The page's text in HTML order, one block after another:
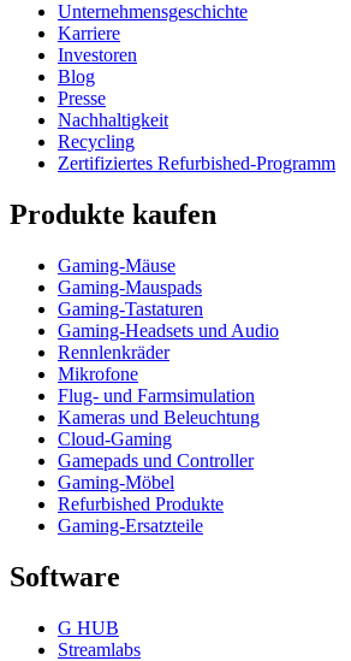
Unternehmensgeschichte
Karriere
Investoren
Blog
Presse
Nachhaltigkeit
Recycling
Zertifiziertes Refurbished-Programm
Produkte kaufen
Gaming-Mäuse
Gaming-Mauspads
Gaming-Tastaturen
Gaming-Headsets und Audio
Rennlenkräder
Mikrofone
Flug- und Farmsimulation
Kameras und Beleuchtung
Cloud-Gaming
Gamepads und Controller
Gaming-Möbel
Refurbished Produkte
Gaming-Ersatzteile
Software
G HUB
Streamlabs